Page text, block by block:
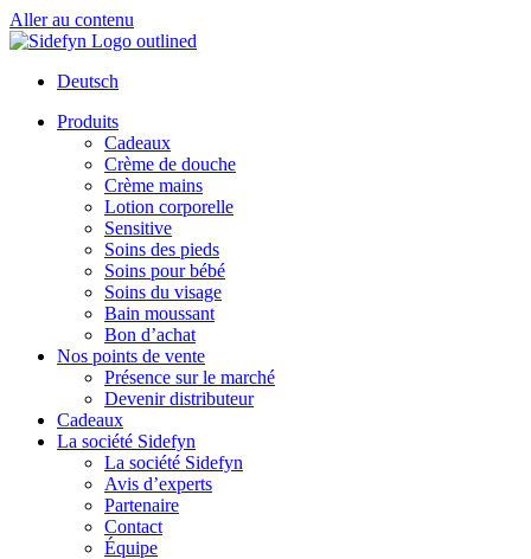
Aller au contenu
Deutsch
Produits
Cadeaux
Crème de douche
Crème mains
Lotion corporelle
Sensitive
Soins des pieds
Soins pour bébé
Soins du visage
Bain moussant
Bon d’achat
Nos points de vente
Présence sur le marché
Devenir distributeur
Cadeaux
La société Sidefyn
La société Sidefyn
Avis d’experts
Partenaire
Contact
Équipe